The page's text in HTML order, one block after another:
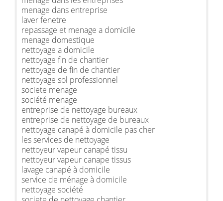
menage dans entreprise
laver fenetre
repassage et menage a domicile
menage domestique
nettoyage a domicile
nettoyage fin de chantier
nettoyage de fin de chantier
nettoyage sol professionnel
societe menage
société menage
entreprise de nettoyage bureaux
entreprise de nettoyage de bureaux
nettoyage canapé à domicile pas cher
les services de nettoyage
nettoyeur vapeur canapé tissu
nettoyeur vapeur canape tissus
lavage canapé à domicile
service de ménage à domicile
nettoyage société